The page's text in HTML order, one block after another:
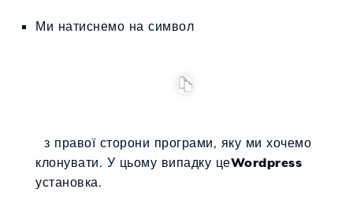
Ми натиснемо на символ
з правої сторони програми, яку ми хочемо
клонувати. У цьому випадку цеWordpress
установка.